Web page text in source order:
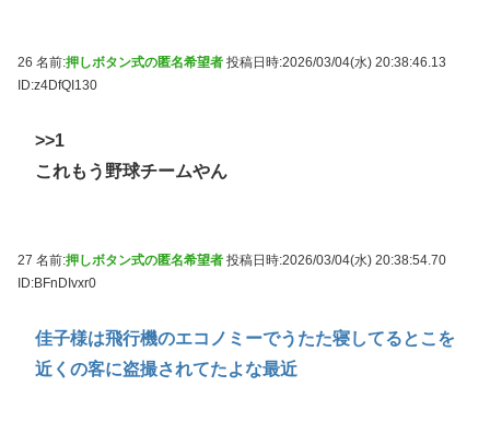
26 名前:押しボタン式の匿名希望者 投稿日時:2026/03/04(水) 20:38:46.13
ID:z4DfQI130
>>1
これもう野球チームやん
27 名前:押しボタン式の匿名希望者 投稿日時:2026/03/04(水) 20:38:54.70
ID:BFnDIvxr0
佳子様は飛行機のエコノミーでうたた寝してるとこを
近くの客に盗撮されてたよな最近